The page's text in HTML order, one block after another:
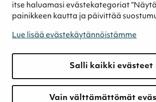
itse haluamasi evästekategoriat
painikkeen kautta ja päivittää
Lue lisää evästekäytännöistämme
Salli kaikki evästeet
Vain välttämättömät
Yhteystiedot
Laskutustiedot
Tiedonantokanava